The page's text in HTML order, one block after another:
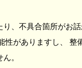
、不具合箇所がお
がありますし、 整
。